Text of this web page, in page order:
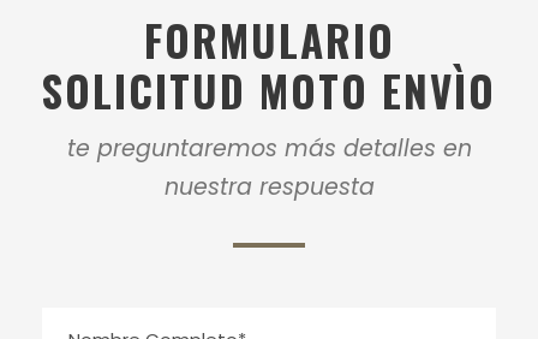
FORMULARIO
SOLICITUD MOTO ENVÌO
te preguntaremos más detalles en
nuestra respuesta